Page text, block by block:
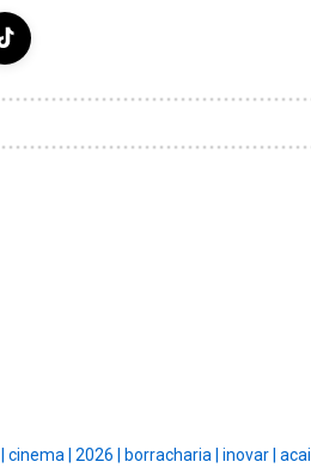
cinema | 2026 | borracharia | inovar | acai |